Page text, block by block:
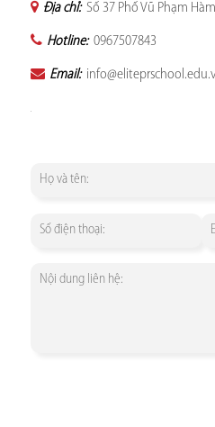
Địa chỉ: Số 37 Phố Vũ Phạm
Hotline: 0967507843
Email: